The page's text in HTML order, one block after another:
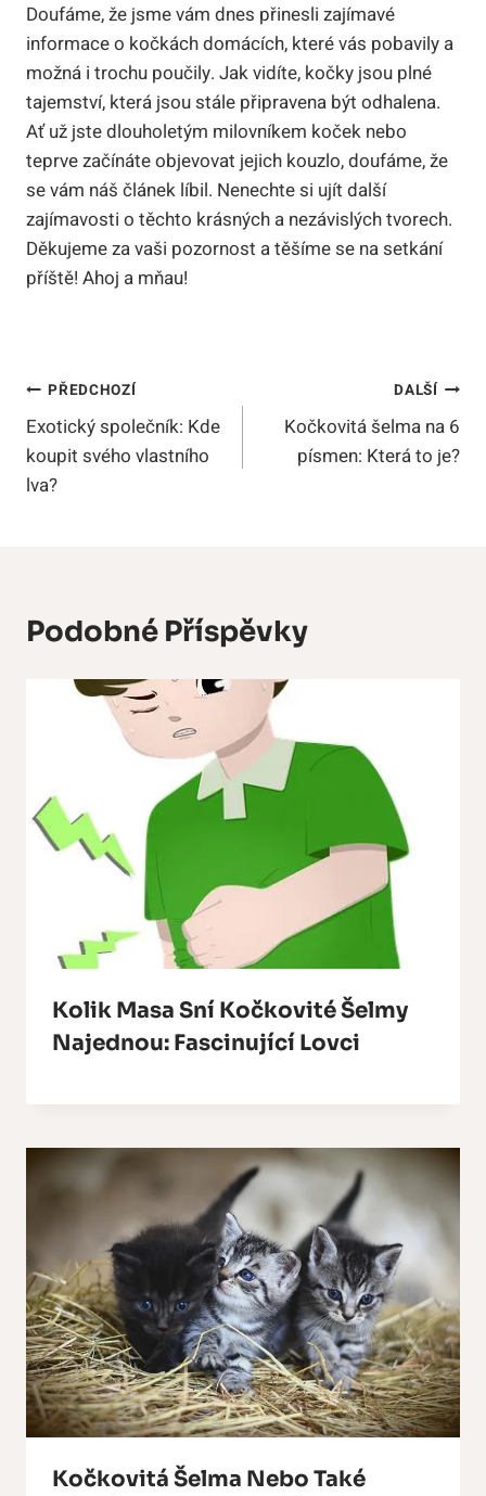
Doufáme, že jsme vám dnes přinesli zajímavé
informace o kočkách domácích, které vás pobavily a
možná i trochu poučily. Jak vidíte, kočky jsou plné
tajemství, která jsou stále připravena být odhalena.
Ať už jste dlouholetým milovníkem koček nebo
teprve začínáte objevovat jejich kouzlo, doufáme, že
se vám náš článek líbil. Nenechte si ujít další
zajímavosti o těchto krásných a nezávislých tvorech.
Děkujeme za vaši pozornost a těšíme se na setkání
příště! Ahoj a mňau!
Navigace
Pro
Příspěvek
PŘEDCHOZÍ
Exotický společník: Kde
koupit svého vlastního
lva?
DALŠÍ
Kočkovitá šelma na 6
písmen: Která to je?
Podobné Příspěvky
Kolik Masa Sní Kočkovité Šelmy
Najednou: Fascinující Lovci
Kočkovitá Šelma Nebo Také